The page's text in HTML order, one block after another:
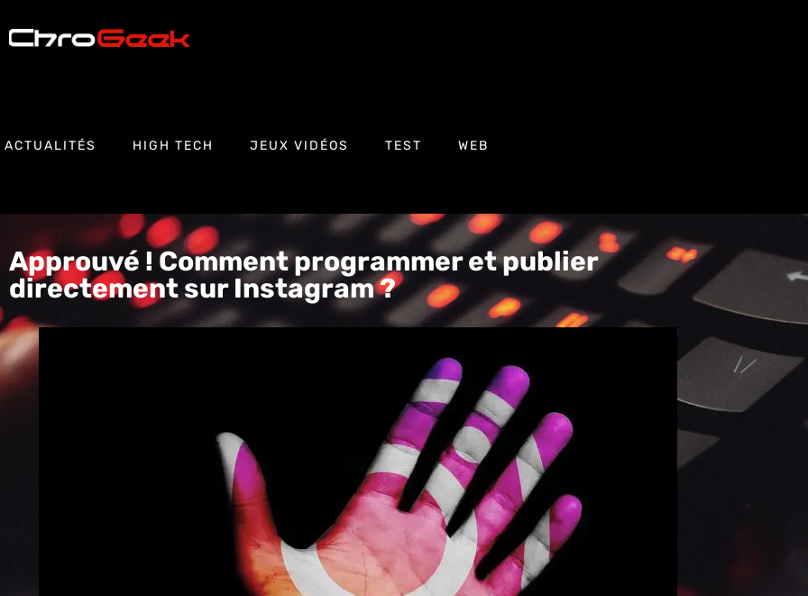
ACTUALITÉS HIGH TECH JEUX VIDÉOS TEST WEB
Approuvé ! Comment programmer et publier
directement sur Instagram ?